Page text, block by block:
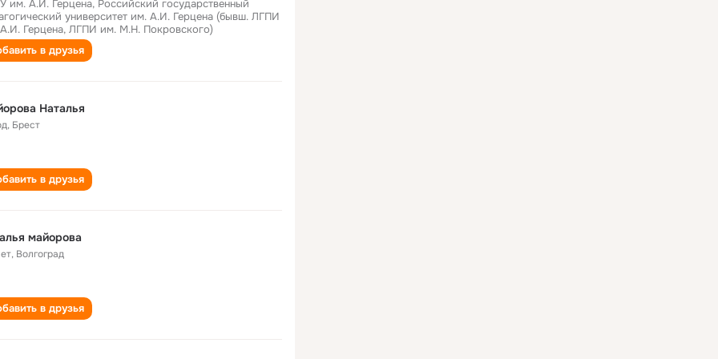
им. А.И. Герцена, Российский государственный
университет им. А.И. Герцена (бывш. ЛГПИ
Герцена, ЛГПИ им. М.Н. Покровского)
в друзья
Наталья
, Брест
в друзья
майорова
, Волгоград
в друзья